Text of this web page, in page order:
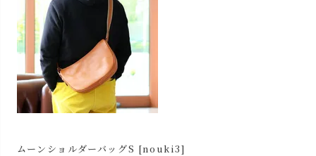
ムーンショルダーバッグS [nouki3]